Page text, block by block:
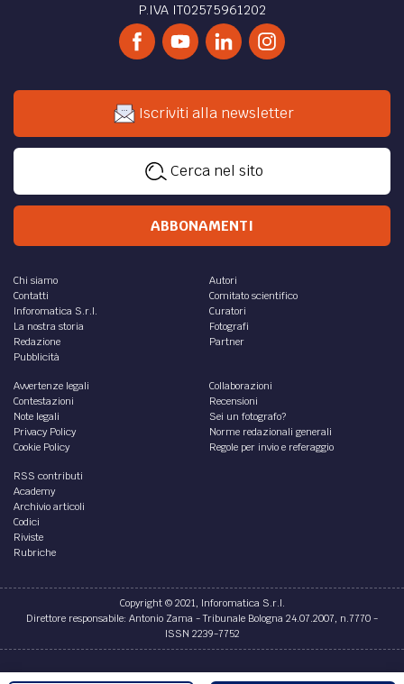
P.IVA IT02575961202
Iscriviti alla newsletter
Cerca nel sito
ABBONAMENTI
Chi siamo
Contatti
Inforomatica S.r.l.
La nostra storia
Redazione
Pubblicità
Autori
Comitato scientifico
Curatori
Fotografi
Partner
Avvertenze legali
Contestazioni
Note legali
Privacy Policy
Cookie Policy
Collaborazioni
Recensioni
Sei un fotografo?
Norme redazionali generali
Regole per invio e referaggio
RSS contributi
Academy
Archivio articoli
Codici
Riviste
Rubriche
Copyright © 2021, Inforomatica S.r.l.
Direttore responsabile: Antonio Zama - Tribunale Bologna 24.07.2007, n.7770 -
ISSN 2239-7752